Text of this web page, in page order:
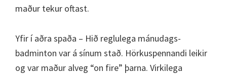
maður tekur oftast.
Yfir í aðra spaða – Hið reglulega mánudags-
badminton var á sínum stað. Hörkuspennandi leikir
og var maður alveg “on fire” þarna. Virkilega